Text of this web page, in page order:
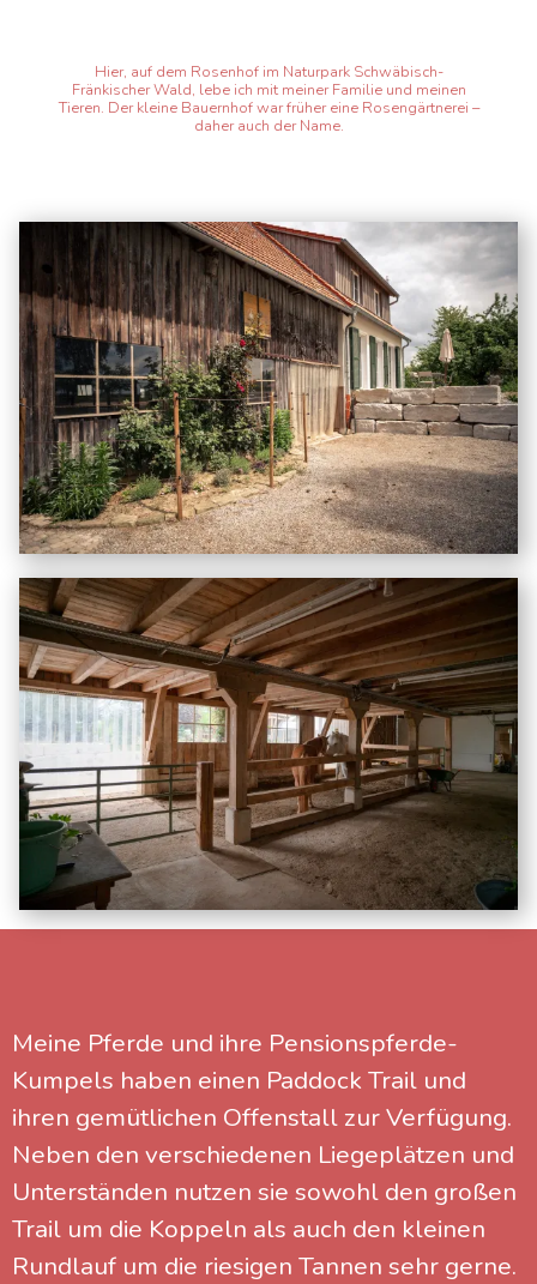
Hier, auf dem Rosenhof im Naturpark Schwäbisch-
Fränkischer Wald, lebe ich mit meiner Familie und meinen
Tieren. Der kleine Bauernhof war früher eine Rosengärtnerei –
daher auch der Name.
Meine Pferde und ihre Pensionspferde-
Kumpels haben einen Paddock Trail und
ihren gemütlichen Offenstall zur Verfügung.
Neben den verschiedenen Liegeplätzen und
Unterständen nutzen sie sowohl den großen
Trail um die Koppeln als auch den kleinen
Rundlauf um die riesigen Tannen sehr gerne.